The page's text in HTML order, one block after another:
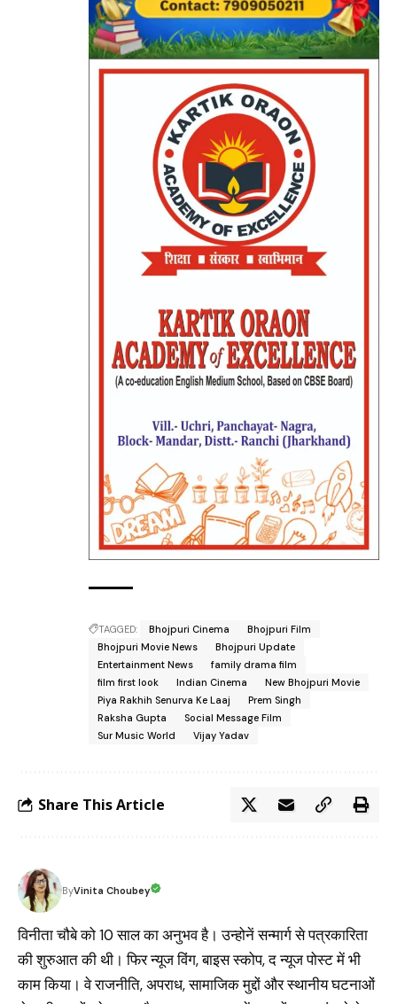
TAGGED: Bhojpuri Cinema
Bhojpuri Film
Bhojpuri Movie News
Bhojpuri Update
Entertainment News
family drama film
film first look
Indian Cinema
New Bhojpuri Movie
Piya Rakhih Senurva Ke Laaj
Prem Singh
Raksha Gupta
Social Message Film
Sur Music World
Vijay Yadav
Share This Article
ByVinita Choubey
विनीता चौबे को 10 साल का अनुभव है। उन्होनें सन्मार्ग से पत्रकारिता
की शुरुआत की थी। फिर न्यूज विंग, बाइस स्कोप, द न्यूज पोस्ट में भी
काम किया। वे राजनीति, अपराध, सामाजिक मुद्दों और स्थानीय घटनाओं